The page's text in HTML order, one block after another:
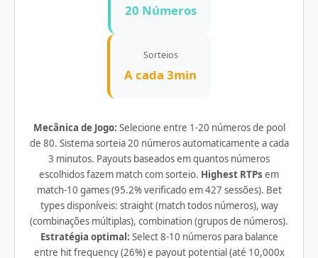
20 Números
Sorteios
A cada 3min
Mecânica de Jogo: Selecione entre 1-20 números de pool
de 80. Sistema sorteia 20 números automaticamente a cada
3 minutos. Payouts baseados em quantos números
escolhidos fazem match com sorteio. Highest RTPs em
match-10 games (95.2% verificado em 427 sessões). Bet
types disponíveis: straight (match todos números), way
(combinações múltiplas), combination (grupos de números).
Estratégia optimal: Select 8-10 números para balance
entre hit frequency (26%) e payout potential (até 10,000x